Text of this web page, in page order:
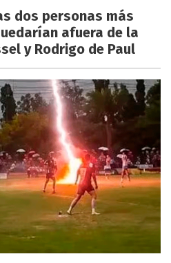
dos personas más
afuera de la
y Rodrigo de Paul